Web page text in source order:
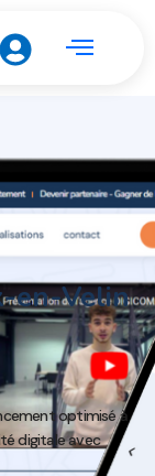
en-Velin
optimisé à
digitale avec